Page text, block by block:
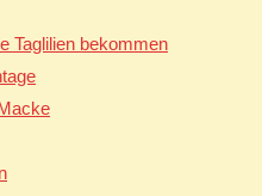
Taglilien bekommen